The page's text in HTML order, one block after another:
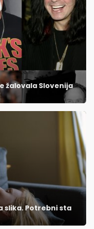
žalovala Slovenija
slika. Potrebni sta